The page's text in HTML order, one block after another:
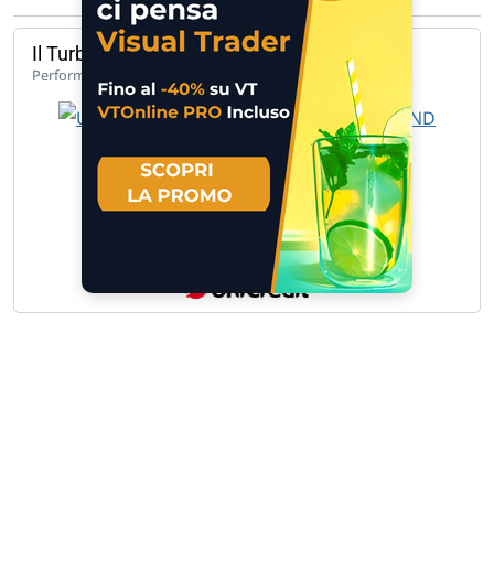
Il Turbo del giorno
Performance 1 anno
UCH TB LG GENERALI 26.17 B 26.… »